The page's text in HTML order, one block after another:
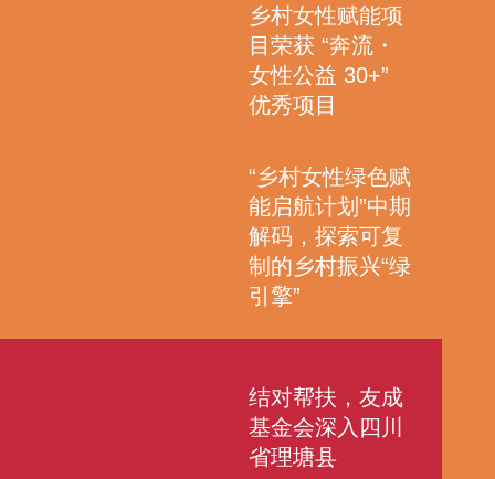
乡村女性赋能项
目荣获 “奔流・
女性公益 30+”
优秀项目
“乡村女性绿色赋
能启航计划”中期
解码，探索可复
制的乡村振兴“绿
引擎”
结对帮扶，友成
基金会深入四川
省理塘县